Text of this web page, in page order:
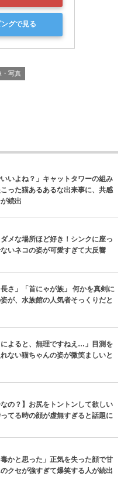
グで見る
・写真
いいよね？」キャットタワーの組み
った猫あるあるな出来事に、共感
続出
メな場所ほど好き！シンクに座っ
いネコの姿が可愛すぎて大反響
長さ」「首にゃが族」 何かを真剣に
が、水族館の人気者そっくりだと
によると、無理ですねえ…」目測を
ない猫ちゃんの姿が微笑ましいと
なの？】お尻をトントンして欲しい
てる時の顔が虚無すぎると話題に
毒かと思った」正気を失った顔で甘
クセが強すぎて爆笑する人が続出